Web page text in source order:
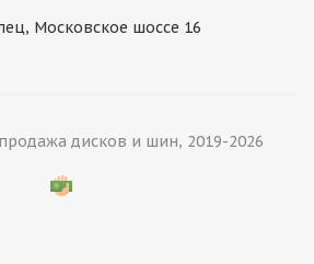
Московское шоссе 16
дисков и шин, 2019-2026